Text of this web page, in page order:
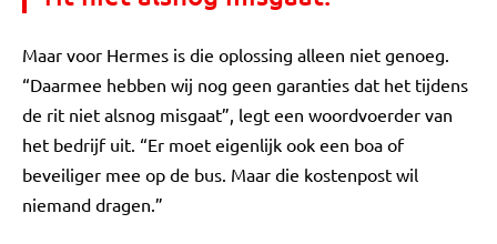
Maar voor Hermes is die oplossing alleen niet genoeg.
“Daarmee hebben wij nog geen garanties dat het tijdens
de rit niet alsnog misgaat”, legt een woordvoerder van
het bedrijf uit. “Er moet eigenlijk ook een boa of
beveiliger mee op de bus. Maar die kostenpost wil
niemand dragen.”